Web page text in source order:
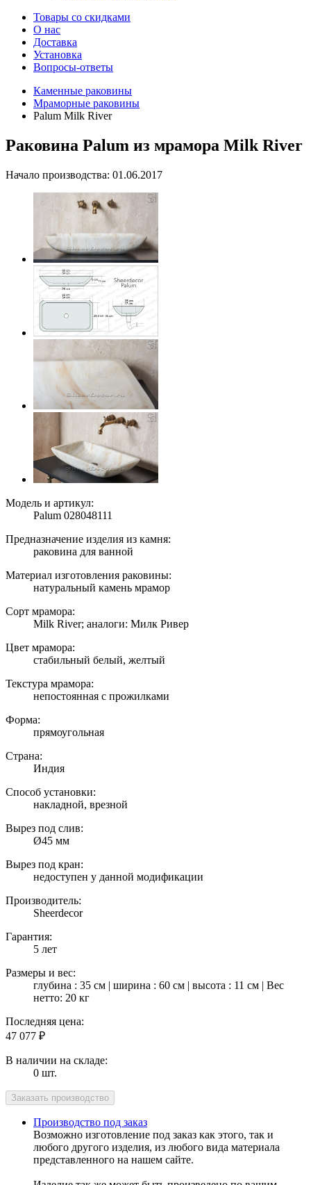
Товары со скидками
О нас
Доставка
Установка
Вопросы-ответы
Каменные раковины
Мраморные раковины
Palum Milk River
Раковина Palum из мрамора Milk River
Начало производства: 01.06.2017
Модель и артикул:
Palum 028048111
Предназначение изделия из камня:
раковина для ванной
Материал изготовления раковины:
натуральный камень мрамор
Сорт мрамора:
Milk River; аналоги: Милк Ривер
Цвет мрамора:
стабильный белый, желтый
Текстура мрамора:
непостоянная с прожилками
Форма:
прямоугольная
Страна:
Индия
Способ установки:
накладной, врезной
Вырез под слив:
Ø45 мм
Вырез под кран:
недоступен у данной модификации
Производитель:
Sheerdecor
Гарантия:
5 лет
Размеры и вес:
глубина : 35 см | ширина : 60 см | высота : 11 см | Вес
нетто: 20 кг
Последняя цена:
47 077 ₽
В наличии на складе:
0 шт.
Производство под заказ
Возможно изготовление под заказ как этого, так и
любого другого изделия, из любого вида материала
представленного на нашем сайте.